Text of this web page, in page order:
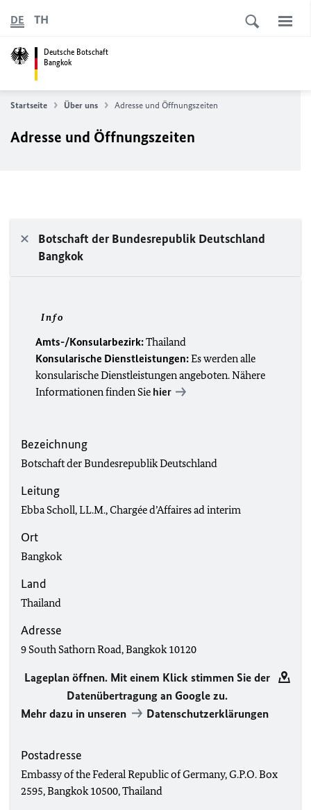
Deutsche Botschaft
Bangkok
DE TH
Startseite Über uns Adresse und Öffnungszeiten
Adresse und Öffnungszeiten
Botschaft der Bundesrepublik Deutschland
Bangkok
Info
Amts-/Konsularbezirk:Thailand
Konsularische Dienstleistungen:Es werden alle
konsularische Dienstleistungen angeboten. Nähere
Informationen finden Sie hier
Bezeichnung
Botschaft der Bundesrepublik Deutschland
Leitung
Ebba Scholl, LL.M.,Chargée d’Affaires ad interim
Ort
Bangkok
Land
Thailand
Adresse
9 South Sathorn Road, Bangkok 10120
Lageplan öffnen. Mit einem Klick stimmen Sie der
Datenübertragung an Google zu.
Mehr dazu in unseren
Datenschutzerklärungen
Postadresse
Embassy of the Federal Republic of Germany, G.P.O. Box
2595, Bangkok 10500, Thailand